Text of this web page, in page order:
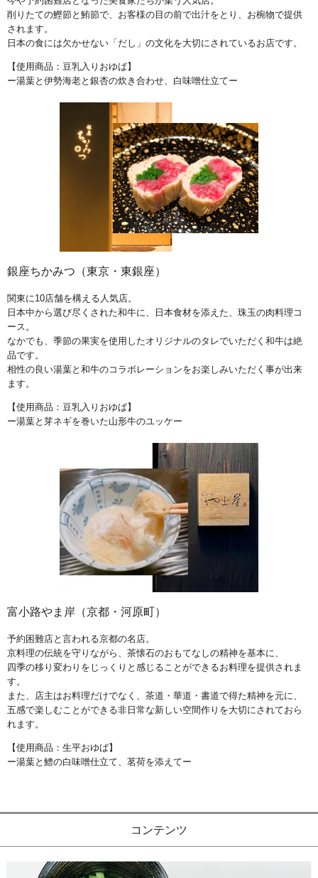
削りたての鰹節と鮪節で、お客様の目の前で出汁をとり、お椀物で提供
されます。
日本の食には欠かせない「だし」の文化を大切にされているお店です。
【使用商品：豆乳入りおゆば】
ー湯葉と伊勢海老と銀杏の炊き合わせ、白味噌仕立てー
銀座ちかみつ（東京・東銀座）
関東に10店舗を構える人気店。
日本中から選び尽くされた和牛に、日本食材を添えた、珠玉の肉料理コ
ース。
なかでも、季節の果実を使用したオリジナルのタレでいただく和牛は絶
品です。
相性の良い湯葉と和牛のコラボレーションをお楽しみいただく事が出来
ます。
【使用商品：豆乳入りおゆば】
ー湯葉と芽ネギを巻いた山形牛のユッケー
富小路やま岸（京都・河原町）
予約困難店と言われる京都の名店。
京料理の伝統を守りながら、茶懐石のおもてなしの精神を基本に、
四季の移り変わりをじっくりと感じることができるお料理を提供されま
す。
また、店主はお料理だけでなく、茶道・華道・書道で得た精神を元に、
五感で楽しむことができる非日常な新しい空間作りを大切にされておら
れます。
【使用商品：生平おゆば】
ー湯葉と鱧の白味噌仕立て、茗荷を添えてー
コンテンツ